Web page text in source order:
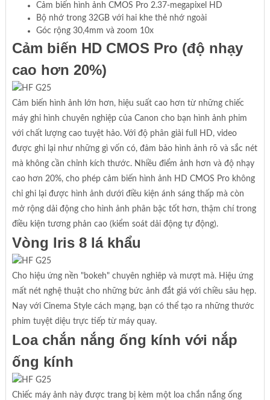
Cảm biến hình ảnh CMOS Pro 2.37-megapixel HD
Bộ nhớ trong 32GB với hai khe thẻ nhớ ngoài
Góc rộng 30,4mm và zoom 10x
Cảm biến HD CMOS Pro (độ nhạy
cao hơn 20%)
Cảm biến hình ảnh lớn hơn, hiệu suất cao hơn từ những chiếc
máy ghi hình chuyên nghiệp của Canon cho bạn hình ảnh phim
với chất lượng cao tuyệt hảo. Với độ phân giải full HD, video
được ghi lại như những gì vốn có, đảm bảo hình ảnh rõ và sắc nét
mà không cần chỉnh kích thước. Nhiều điểm ảnh hơn và độ nhạy
cao hơn 20%, cho phép cảm biến hình ảnh HD CMOS Pro không
chỉ ghi lại được hình ảnh dưới điều kiện ánh sáng thấp mà còn
mở rộng dải động cho hình ảnh phân bậc tốt hơn, thậm chí trong
điều kiện tương phản cao (kiểm soát dải động tự động).
Vòng Iris 8 lá khẩu
Cho hiệu ứng nền "bokeh" chuyên nghiêp và mượt mà. Hiệu ứng
mất nét nghệ thuật cho những bức ảnh đắt giá với chiều sâu hẹp.
Nay với Cinema Style cách mạng, bạn có thể tạo ra những thước
phim tuyệt diệu trực tiếp từ máy quay.
Loa chắn nắng ống kính với nắp
ống kính
Chiếc máy ảnh này được trang bị kèm một loa chắn nắng ống